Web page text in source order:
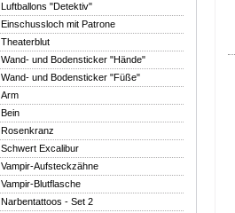
Luftballons "Detektiv"
Einschussloch mit Patrone
Theaterblut
Wand- und Bodensticker "Hände"
Wand- und Bodensticker "Füße"
Arm
Bein
Rosenkranz
Schwert Excalibur
Vampir-Aufsteckzähne
Vampir-Blutflasche
Narbentattoos - Set 2